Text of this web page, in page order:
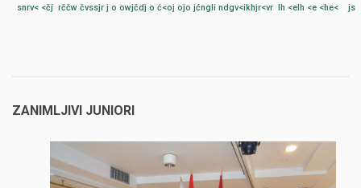
snrv< <čj rččw čvssjr j o owjčdj o ć<oj ojo jćngli ndgv<ikhjr<vr lh <elh <e <he< js
ZANIMLJIVI JUNIORI